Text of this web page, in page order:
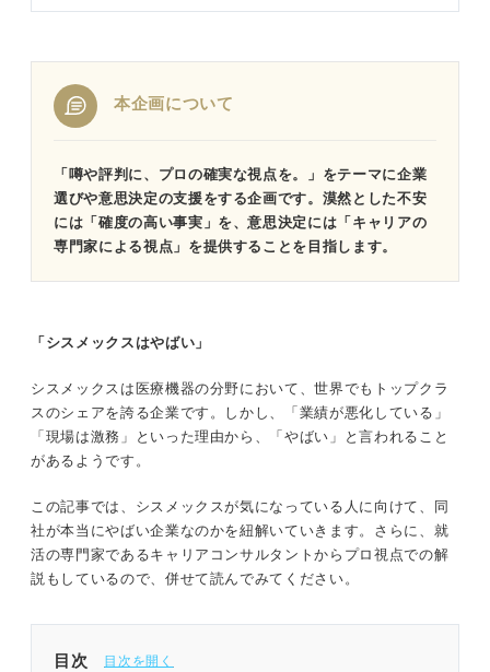
本企画について
「噂や評判に、プロの確実な視点を。」をテーマに企業
選びや意思決定の支援をする企画です。漠然とした不安
には「確度の高い事実」を、意思決定には「キャリアの
専門家による視点」を提供することを目指します。
「シスメックスはやばい」
シスメックスは医療機器の分野において、世界でもトップクラ
スのシェアを誇る企業です。しかし、「業績が悪化している」
「現場は激務」といった理由から、「やばい」と言われること
があるようです。
この記事では、シスメックスが気になっている人に向けて、同
社が本当にやばい企業なのかを紐解いていきます。さらに、就
活の専門家であるキャリアコンサルタントからプロ視点での解
説もしているので、併せて読んでみてください。
目次